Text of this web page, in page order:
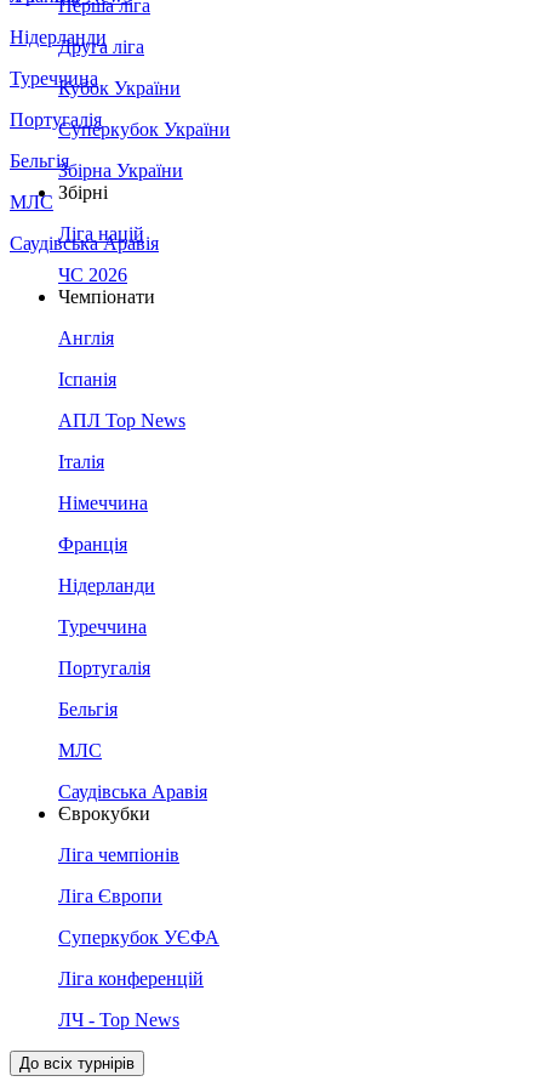
Нідерланди
Туреччина
Португалія
Бельгія
МЛС
Саудівська Аравія
Перша ліга
Друга ліга
Кубок України
Суперкубок України
Збірна України
Збірні
Ліга націй
ЧС 2026
Чемпіонати
Англія
Іспанія
АПЛ Top News
Італія
Німеччина
Франція
Нідерланди
Туреччина
Португалія
Бельгія
МЛС
Саудівська Аравія
Єврокубки
Ліга чемпіонів
Ліга Європи
Суперкубок УЄФА
Ліга конференцій
ЛЧ - Top News
До всіх турнірів